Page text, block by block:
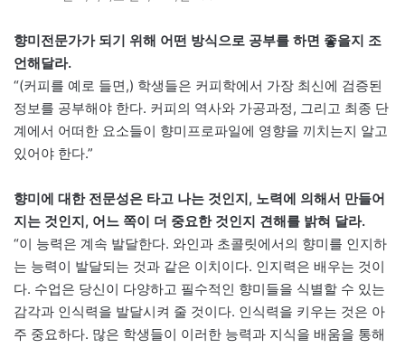
향미전문가가 되기 위해 어떤 방식으로 공부를 하면 좋을지 조
언해달라.
“(커피를 예로 들면,) 학생들은 커피학에서 가장 최신에 검증된
정보를 공부해야 한다. 커피의 역사와 가공과정, 그리고 최종 단
계에서 어떠한 요소들이 향미프로파일에 영향을 끼치는지 알고
있어야 한다.”
향미에 대한 전문성은 타고 나는 것인지, 노력에 의해서 만들어
지는 것인지, 어느 쪽이 더 중요한 것인지 견해를 밝혀 달라.
“이 능력은 계속 발달한다. 와인과 초콜릿에서의 향미를 인지하
는 능력이 발달되는 것과 같은 이치이다. 인지력은 배우는 것이
다. 수업은 당신이 다양하고 필수적인 향미들을 식별할 수 있는
감각과 인식력을 발달시켜 줄 것이다. 인식력을 키우는 것은 아
주 중요하다. 많은 학생들이 이러한 능력과 지식을 배움을 통해